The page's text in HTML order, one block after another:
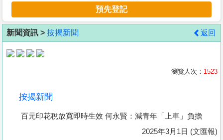
客
地
產
預先登記
新聞資訊 > 按揭新聞 返回
瀏覽人次： 1523
按揭新聞
百元印花稅放寬即時生效 何永賢：減青年「上車」負擔
2025年3月1日 (文匯報)